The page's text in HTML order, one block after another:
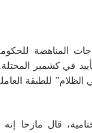
المناهضة
في كشمير
للطبقة
قال مازحا